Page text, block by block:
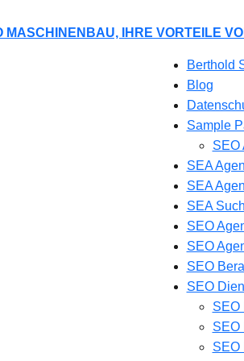
MASCHINENBAU, IHRE VORTEILE
Berthold
Blog
Sample
SEO
SEA
SEA
SEA
SEO
SEO
SEO
SEO
SEO
SEO
SEO